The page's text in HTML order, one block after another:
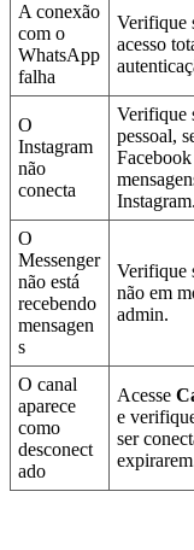
A conexão
com o
WhatsApp
falha
Verifique
acesso
O
Instagram
não
conecta
Verifique
pessoal,
Instagram.
O
Messenger
não está
recebendo
mensagen
s
Verifique
não em
admin.
O canal
aparece
como
desconect
ado
Acesse
e
ser